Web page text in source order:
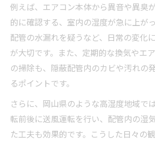
冷房効き低下は隠蔽配管点
隠蔽配管にカビ臭がしたら
水漏れや結露は隠蔽配管点
異音や振動が隠蔽配管トラブ
安心のために知るべき隠蔽配管メ
プロ業者による隠蔽配管点検
エアコンメンテで隠蔽配管
例えば、エアコン本体から異音や異臭
的に確認する、室内の湿度が急に上が
配管の水漏れを疑うなど、日常の変化
が大切です。また、定期的な換気やエ
の掃除も、隠蔽配管内のカビや汚れの
るポイントです。
さらに、岡山県のような高湿度地域で
転前後に送風運転を行い、配管内の湿
た工夫も効果的です。こうした日々の